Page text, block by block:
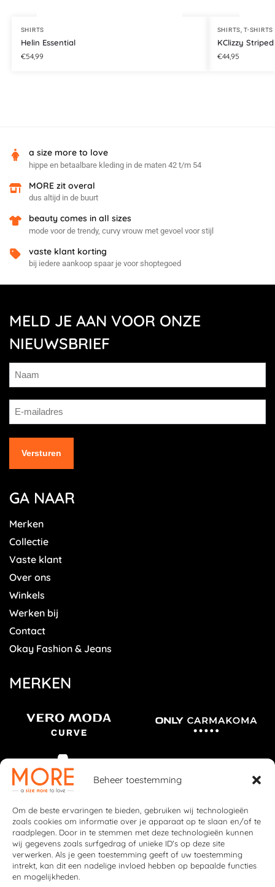
Beheer toestemming
Om de beste ervaringen te bieden, gebruiken wij technologieën
zoals cookies om informatie over je apparaat op te slaan en/of te
raadplegen. Door in te stemmen met deze technologieën kunnen
wij gegevens zoals surfgedrag of unieke ID's op deze site
verwerken. Als je geen toestemming geeft of uw toestemming
intrekt, kan dit een nadelige invloed hebben op bepaalde functies
en mogelijkheden.
SHIRTS
Helin Essential
€54,99
SHIRTS,T-SHIRTS
KClizzy
€44,95
a size more to love
hippe en betaalbare kleding in de maten 42 t/m 54
MORE zit overal
dus altijd in de buurt
beauty comes in all sizes
mode voor de trendy, curvy vrouw met gevoel voor stijl
vaste klant korting
bij iedere aankoop spaar je voor shoptegoed
MELD JE AAN VOOR ONZE
NIEUWSBRIEF
GA NAAR
Merken
Collectie
Vaste klant
Over ons
Winkels
Werken bij
Contact
Okay Fashion & Jeans
MERKEN